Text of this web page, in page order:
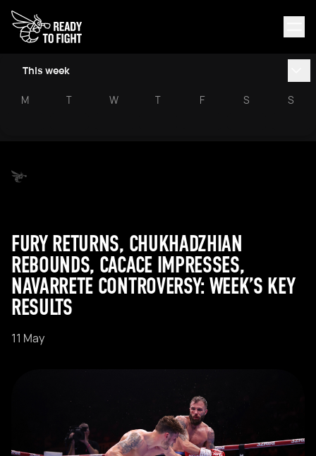
This week
M T W T F S S
FURY RETURNS, CHUKHADZHIAN
REBOUNDS, CACACE IMPRESSES,
NAVARRETE CONTROVERSY: WEEK’S KEY
RESULTS
11 May